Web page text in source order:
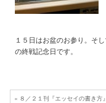
１５日はお盆のお参り。そ
の終戦記念日です。
« ８／２１刊『エッセイの書き方